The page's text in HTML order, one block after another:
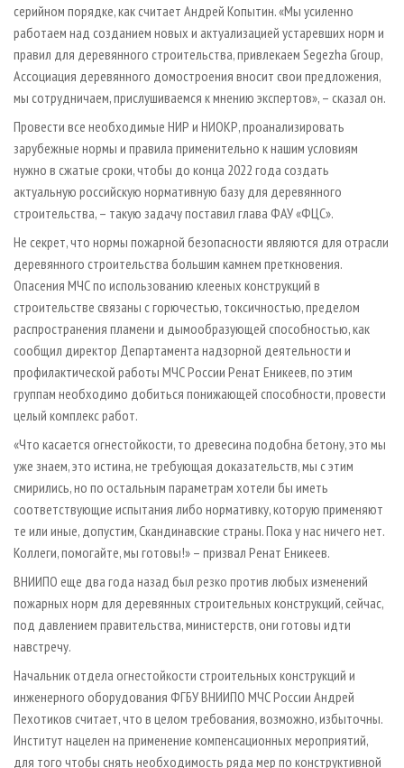
серийном порядке, как считает Андрей Копытин. «Мы усиленно
работаем над созданием новых и актуализацией устаревших норм и
правил для деревянного строительства, привлекаем Segezha Group,
Ассоциация деревянного домостроения вносит свои предложения,
мы сотрудничаем, прислушиваемся к мнению экспертов», – сказал он.
Провести все необходимые НИР и НИОКР, проанализировать
зарубежные нормы и правила применительно к нашим условиям
нужно в сжатые сроки, чтобы до конца 2022 года создать
актуальную российскую нормативную базу для деревянного
строительства, – такую задачу поставил глава ФАУ «ФЦС».
Не секрет, что нормы пожарной безопасности являются для отрасли
деревянного строительства большим камнем преткновения.
Опасения МЧС по использованию клееных конструкций в
строительстве связаны с горючестью, токсичностью, пределом
распространения пламени и дымообразующей способностью, как
сообщил директор Департамента надзорной деятельности и
профилактической работы МЧС России Ренат Еникеев, по этим
группам необходимо добиться понижающей способности, провести
целый комплекс работ.
«Что касается огнестойкости, то древесина подобна бетону, это мы
уже знаем, это истина, не требующая доказательств, мы с этим
смирились, но по остальным параметрам хотели бы иметь
соответствующие испытания либо нормативку, которую применяют
те или иные, допустим, Скандинавские страны. Пока у нас ничего нет.
Коллеги, помогайте, мы готовы!» – призвал Ренат Еникеев.
ВНИИПО еще два года назад был резко против любых изменений
пожарных норм для деревянных строительных конструкций, сейчас,
под давлением правительства, министерств, они готовы идти
навстречу.
Начальник отдела огнестойкости строительных конструкций и
инженерного оборудования ФГБУ ВНИИПО МЧС России Андрей
Пехотиков считает, что в целом требования, возможно, избыточны.
Институт нацелен на применение компенсационных мероприятий,
для того чтобы снять необходимость ряда мер по конструктивной